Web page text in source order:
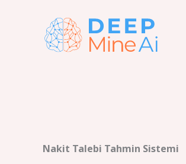
Nakit Talebi Tahmin Sistemi